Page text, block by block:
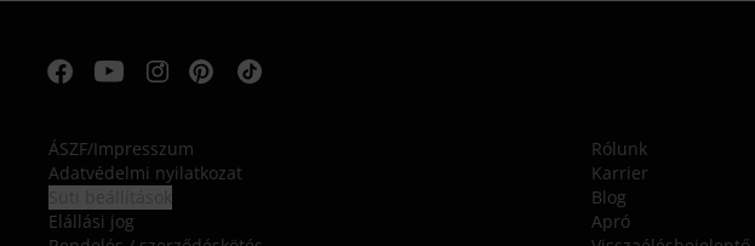
ÁSZF/Impresszum
Adatvédelmi nyilatkozat
Elállási jog
Rólunk
Karrier
Blog
Apró